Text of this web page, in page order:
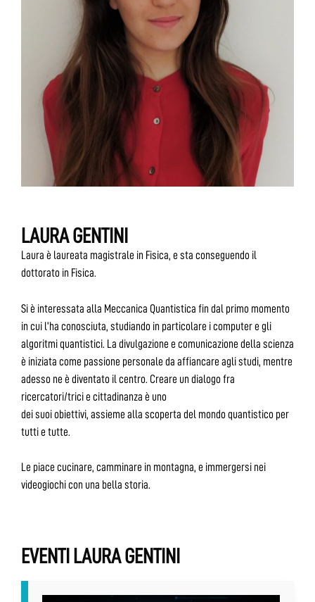
LAURA GENTINI
Laura è laureata magistrale in Fisica, e sta conseguendo il
dottorato in Fisica.
Si è interessata alla Meccanica Quantistica fin dal primo momento
in cui l’ha conosciuta, studiando in particolare i computer e gli
algoritmi quantistici. La divulgazione e comunicazione della scienza
è iniziata come passione personale da affiancare agli studi, mentre
adesso ne è diventato il centro. Creare un dialogo fra
ricercatori/trici e cittadinanza è uno
dei suoi obiettivi, assieme alla scoperta del mondo quantistico per
tutti e tutte.
Le piace cucinare, camminare in montagna, e immergersi nei
videogiochi con una bella storia.
EVENTI LAURA GENTINI